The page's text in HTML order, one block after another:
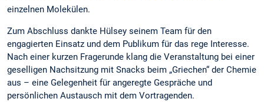
einzelnen Molekülen.
Zum Abschluss dankte Hülsey seinem Team für den
engagierten Einsatz und dem Publikum für das rege Interesse.
Nach einer kurzen Fragerunde klang die Veranstaltung bei einer
geselligen Nachsitzung mit Snacks beim „Griechen“ der Chemie
aus – eine Gelegenheit für angeregte Gespräche und
persönlichen Austausch mit dem Vortragenden.